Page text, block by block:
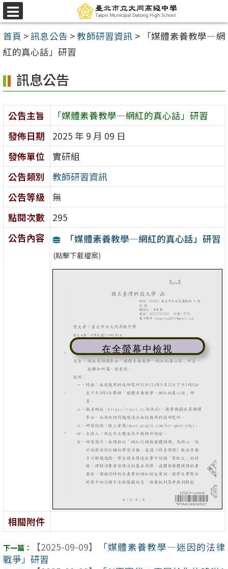
跳
至
主
要
容
區
選
單
首頁 >訊息公告 >教師研習資訊 > 「媒體素養教學—網
紅的真心話」研習
訊息公告
公告主旨
「媒體素養教學—網紅的真心話」研習
發佈日期
2025 年 9 月 09 日
發佈單位
實研組
公告類別
教師研習資訊
公告等級
無
點閱次數
295
公告內容
「媒體素養教學—網紅的真心話」研習
(點擊下載檔案)
在全螢幕中檢視
相關附件
【2025-09-09】
「媒體素養教學—迷因的法律
戰爭」研習